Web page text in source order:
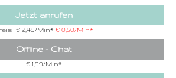
Jetzt anrufen
€ 2,49/Min* € 0,50/Min*
Offline - Chat
€ 1,99/Min*